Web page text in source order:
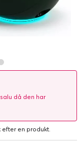
då den har
efter en produkt.